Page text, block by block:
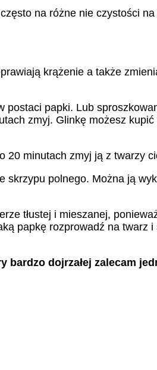
na różne nie czystości na
krążenie a także
papki. Lub
zmyj. Glinkę możesz
minutach zmyj ją z twarzy
skrzypu polnego. Można ją
tłustej i mieszanej,
papkę rozprowadź na twarz
bardzo dojrzałej zalecam